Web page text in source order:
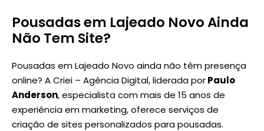
Pousadas em Lajeado Novo Ainda
Não Tem Site?
Pousadas em Lajeado Novo ainda não têm presença
online? A Criei – Agência Digital, liderada porPaulo
Anderson, especialista com mais de 15 anos de
experiência em marketing, oferece serviços de
criação de sites personalizados para pousadas.